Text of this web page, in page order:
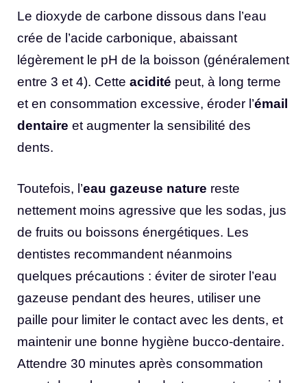
Le dioxyde de carbone dissous dans l’eau
crée de l’acide carbonique, abaissant
légèrement le pH de la boisson (généralement
entre 3 et 4). Cette acidité peut, à long terme
et en consommation excessive, éroder l’émail
dentaire et augmenter la sensibilité des
dents.
Toutefois, l’eau gazeuse nature reste
nettement moins agressive que les sodas, jus
de fruits ou boissons énergétiques. Les
dentistes recommandent néanmoins
quelques précautions : éviter de siroter l’eau
gazeuse pendant des heures, utiliser une
paille pour limiter le contact avec les dents, et
maintenir une bonne hygiène bucco-dentaire.
Attendre 30 minutes après consommation